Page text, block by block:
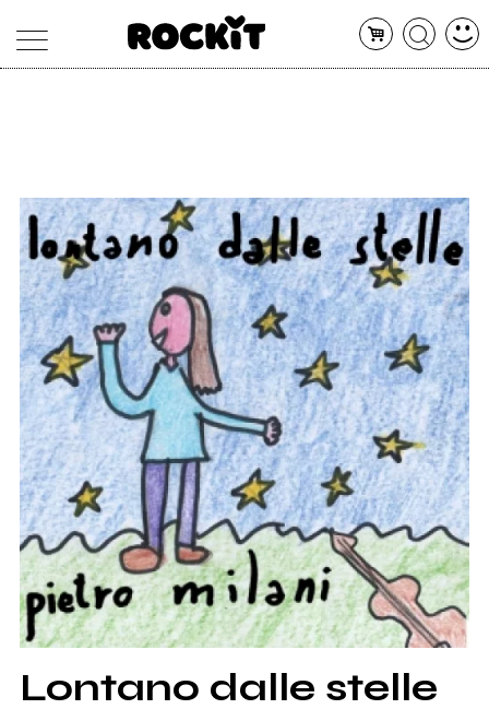
ARTISTI
CONCERTI
SHOP
RADIO
Lontano dalle stelle